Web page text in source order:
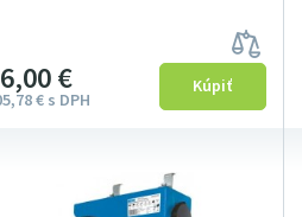
00€
78€ s DPH